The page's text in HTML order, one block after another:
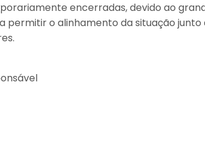
encerradas, devido ao
o alinhamento da situação junto